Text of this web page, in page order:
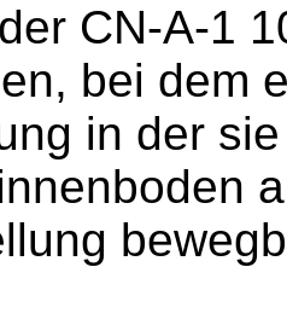
CN-A-1
bei dem
in der